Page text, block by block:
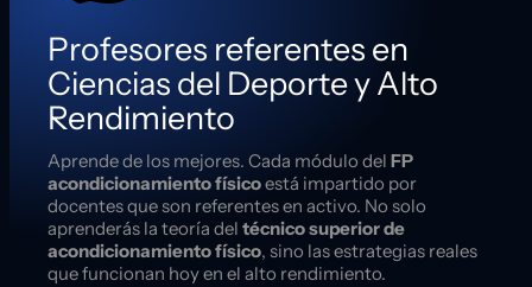
Profesores referentes en
Ciencias del Deporte y Alto
Rendimiento
Aprende de los mejores. Cada módulo del FP
acondicionamiento físicoestá impartido por
docentes que son referentes en activo. No solo
aprenderás la teoría del técnico superior de
acondicionamiento físico, sino las estrategias reales
que funcionan hoy en el alto rendimiento.